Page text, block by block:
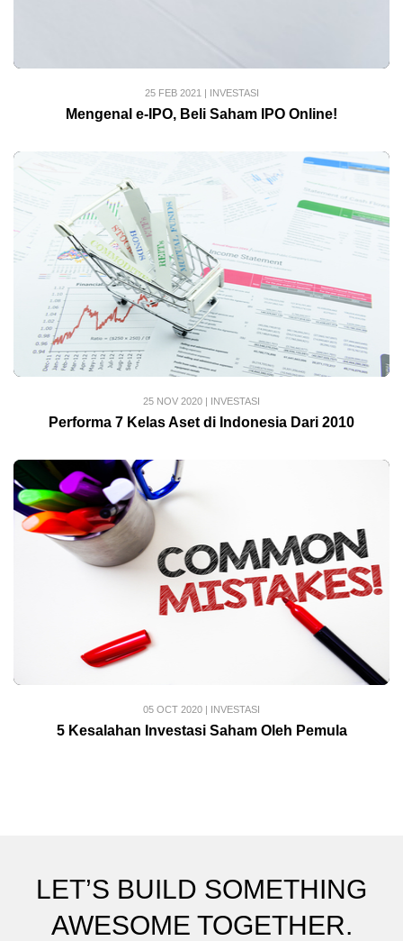
25 FEB 2021 | INVESTASI
Mengenal e-IPO, Beli Saham IPO Online!
25 NOV 2020 | INVESTASI
Performa 7 Kelas Aset di Indonesia Dari 2010
05 OCT 2020 | INVESTASI
5 Kesalahan Investasi Saham Oleh Pemula
LET’S BUILD SOMETHING
AWESOME TOGETHER.